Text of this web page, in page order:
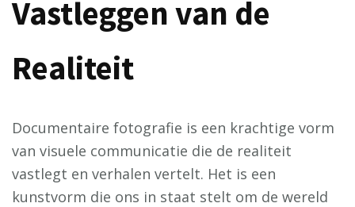
Vastleggen van de
Realiteit
Documentaire fotografie is een krachtige vorm
van visuele communicatie die de realiteit
vastlegt en verhalen vertelt. Het is een
kunstvorm die ons in staat stelt om de wereld